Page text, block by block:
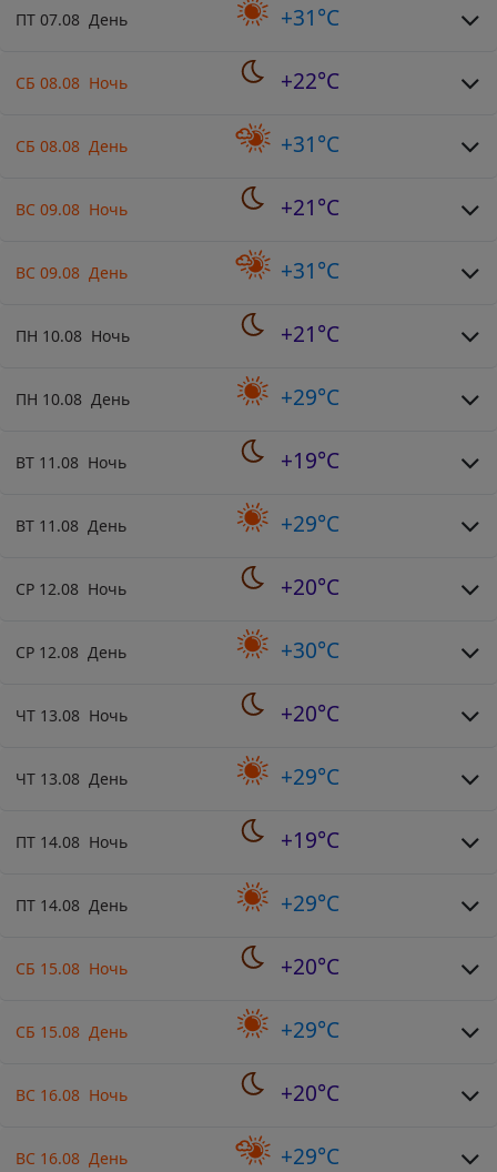
ПТ 07.08 День +31°C
СБ 08.08 Ночь +22°C
СБ 08.08 День +31°C
ВС 09.08 Ночь +21°C
ВС 09.08 День +31°C
ПН 10.08 Ночь +21°C
ПН 10.08 День +29°C
ВТ 11.08 Ночь +19°C
ВТ 11.08 День +29°C
СР 12.08 Ночь +20°C
СР 12.08 День +30°C
ЧТ 13.08 Ночь +20°C
ЧТ 13.08 День +29°C
ПТ 14.08 Ночь +19°C
ПТ 14.08 День +29°C
СБ 15.08 Ночь +20°C
СБ 15.08 День +29°C
ВС 16.08 Ночь +20°C
ВС 16.08 День +29°C